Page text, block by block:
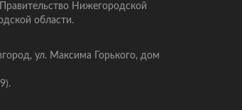
Нижегородской
области.
ул. Максима Горького, дом